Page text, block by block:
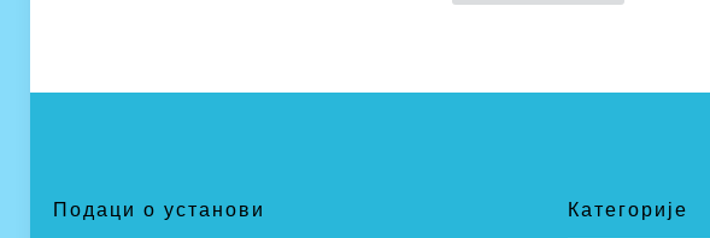
Подаци о установи
Категорије